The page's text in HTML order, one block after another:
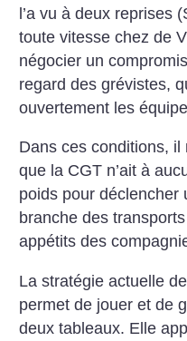
l’a vu à deux reprises
toute vitesse chez de
négocier un
regard des grévistes,
ouvertement les
Dans ces conditions, il
que la CGT n’ait à
poids pour déclencher
branche des
appétits des
La stratégie actuelle
permet de jouer et de
deux tableaux. Elle